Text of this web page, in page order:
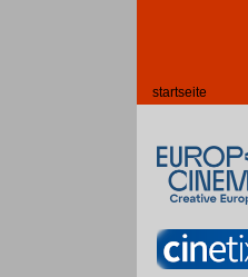
startseite